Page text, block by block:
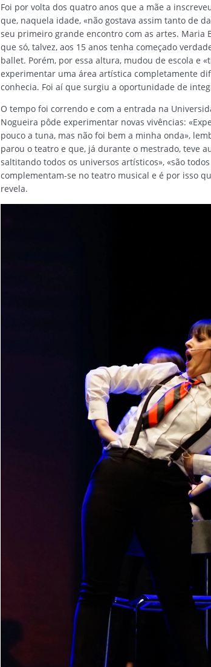
Foi por volta dos quatro anos que a mãe a
que, naquela idade, «não gostava assim tanto de
seu primeiro grande encontro com as artes. Maria
que só, talvez, aos 15 anos tenha começado
ballet. Porém, por essa altura, mudou de escola e
experimentar uma área artística completamente
conhecia. Foi aí que surgiu a oportunidade de
O tempo foi correndo e com a entrada na
Nogueira pôde experimentar novas vivências:
pouco a tuna, mas não foi bem a minha onda»,
parou o teatro e que, já durante o mestrado, teve
saltitando todos os universos artísticos», «são
complementam-se no teatro musical e é por isso
revela.